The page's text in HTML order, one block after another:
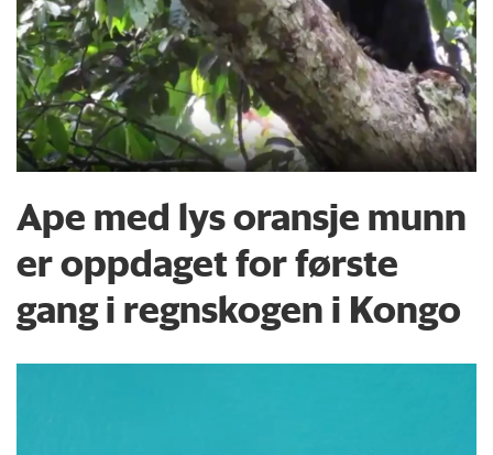
Ape med lys oransje munn
er oppdaget for første
gang i regnskogen i Kongo